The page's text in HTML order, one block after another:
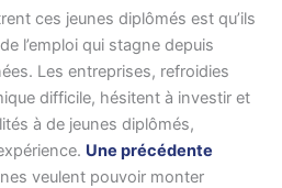
ces jeunes diplômés est qu’ils
l’emploi qui stagne depuis
Les entreprises, refroidies
difficile, hésitent à investir et
à de jeunes diplômés,
Une précédente
veulent pouvoir monter